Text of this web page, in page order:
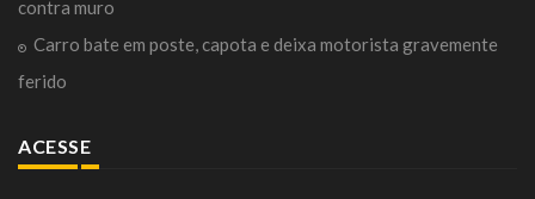
contra muro
Carro bate em poste, capota e deixa motorista gravemente
ferido
ACESSE